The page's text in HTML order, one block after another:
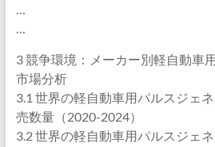
…
…
3 競争環境：メーカー別軽自動車
市場分析
3.1 世界の軽自動車用パルスジェ
売数量（2020-2024）
3.2 世界の軽自動車用パルスジェ